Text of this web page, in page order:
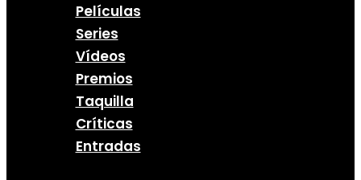
Películas
Series
Vídeos
Premios
Taquilla
Críticas
Entradas